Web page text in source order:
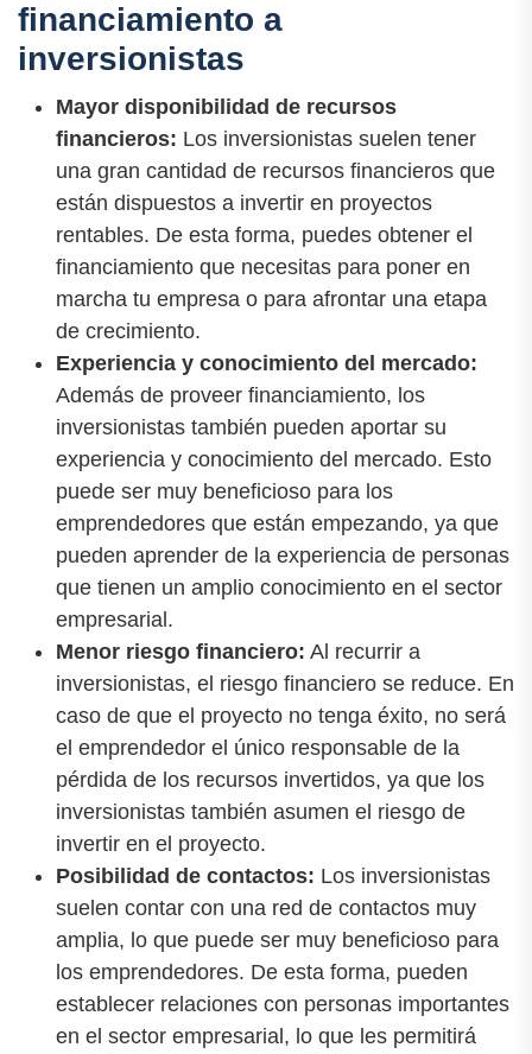
financiamiento a
inversionistas
Mayor disponibilidad de recursos
financieros: Los inversionistas suelen tener
una gran cantidad de recursos financieros que
están dispuestos a invertir en proyectos
rentables. De esta forma, puedes obtener el
financiamiento que necesitas para poner en
marcha tu empresa o para afrontar una etapa
de crecimiento.
Experiencia y conocimiento del mercado:
Además de proveer financiamiento, los
inversionistas también pueden aportar su
experiencia y conocimiento del mercado. Esto
puede ser muy beneficioso para los
emprendedores que están empezando, ya que
pueden aprender de la experiencia de personas
que tienen un amplio conocimiento en el sector
empresarial.
Menor riesgo financiero: Al recurrir a
inversionistas, el riesgo financiero se reduce. En
caso de que el proyecto no tenga éxito, no será
el emprendedor el único responsable de la
pérdida de los recursos invertidos, ya que los
inversionistas también asumen el riesgo de
invertir en el proyecto.
Posibilidad de contactos: Los inversionistas
suelen contar con una red de contactos muy
amplia, lo que puede ser muy beneficioso para
los emprendedores. De esta forma, pueden
establecer relaciones con personas importantes
en el sector empresarial, lo que les permitirá